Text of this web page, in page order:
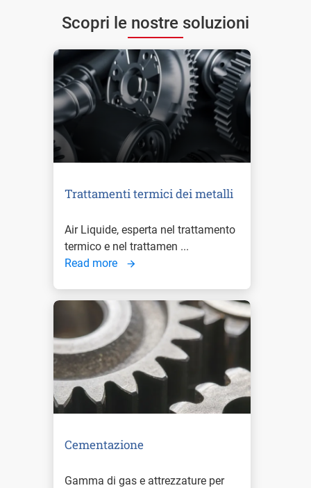
Scopri le nostre soluzioni
Trattamenti termici dei metalli
Air Liquide, esperta nel trattamento
termico e nel trattamen ...
Read more
Cementazione
Gamma di gas e attrezzature per